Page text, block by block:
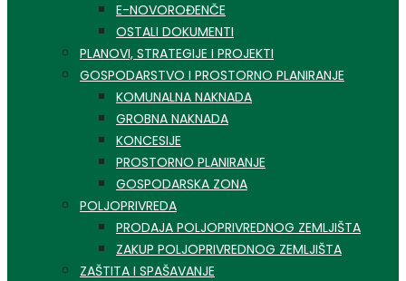
E-NOVOROĐENČE
OSTALI DOKUMENTI
PLANOVI, STRATEGIJE I PROJEKTI
GOSPODARSTVO I PROSTORNO PLANIRANJE
KOMUNALNA NAKNADA
GROBNA NAKNADA
KONCESIJE
PROSTORNO PLANIRANJE
GOSPODARSKA ZONA
POLJOPRIVREDA
PRODAJA POLJOPRIVREDNOG ZEMLJIŠTA
ZAKUP POLJOPRIVREDNOG ZEMLJIŠTA
ZAŠTITA I SPAŠAVANJE